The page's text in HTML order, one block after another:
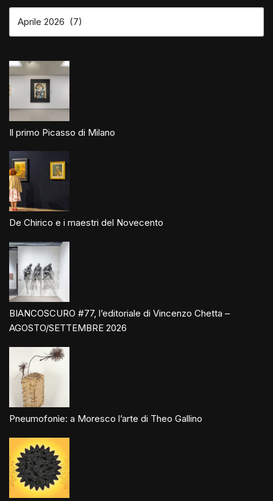
Il primo Picasso di Milano
De Chirico e i maestri del Novecento
BIANCOSCURO #77, l’editoriale di Vincenzo Chetta –
AGOSTO/SETTEMBRE 2026
Pneumofonìe: a Moresco l’arte di Theo Gallino